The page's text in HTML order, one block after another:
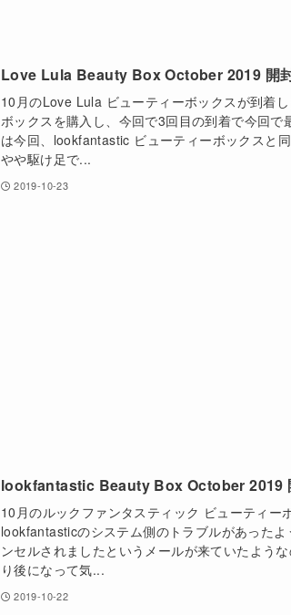
Love Lula Beauty Box October 2019 開
10月のLove Lula ビューティーボックスが到着
ボックスを購入し、今回で3回目の到着で今回
は今回、lookfantastic ビューティーボックスと
やや駆け足で...
2019-10-23
lookfantastic Beauty Box October 2019
10月のルックファンタスティック ビューティー
lookfantasticのシステム側のトラブルがあった
ンセルされましたというメールが来ていたよう
り後になって気...
2019-10-22